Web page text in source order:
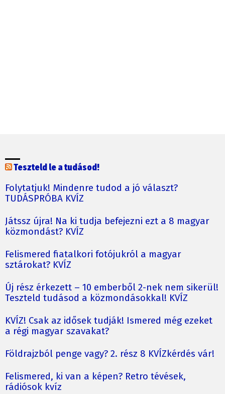
Teszteld le a tudásod!
Folytatjuk! Mindenre tudod a jó választ?
TUDÁSPRÓBA KVÍZ
Játssz újra! Na ki tudja befejezni ezt a 8 magyar
közmondást? KVÍZ
Felismered fiatalkori fotójukról a magyar
sztárokat? KVÍZ
Új rész érkezett – 10 emberből 2-nek nem sikerül!
Teszteld tudásod a közmondásokkal! KVÍZ
KVÍZ! Csak az idősek tudják! Ismered még ezeket
a régi magyar szavakat?
Földrajzból penge vagy? 2. rész 8 KVÍZkérdés vár!
Felismered, ki van a képen? Retro tévések,
rádiósok kvíz